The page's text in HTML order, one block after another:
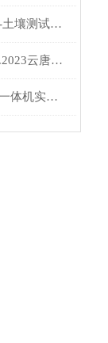
土壤测试仪多少钱一台-土壤测试仪多少钱一台-【云唐推荐】
肉类药物残留检测仪器.2023云唐新型使用仪器推荐
食药环侦便携式前处理一体机实验室仪器.云唐精选仪器推荐